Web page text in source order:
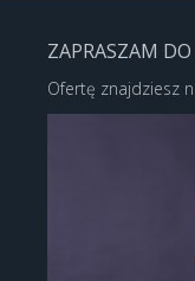
ZAPRASZAM
Ofertę znajdziesz